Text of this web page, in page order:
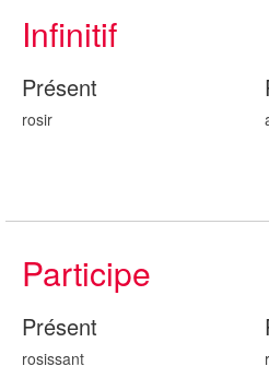
Infinitif
Présent
rosir
Participe
Présent
rosissant